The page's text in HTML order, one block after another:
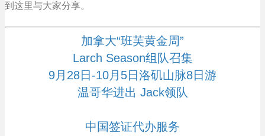
到这里与大家分享。
加拿大“班芙黄金周”
Larch Season组队召集
9月28日-10月5日洛矶山脉8日游
温哥华进出 Jack领队
中国签证代办服务